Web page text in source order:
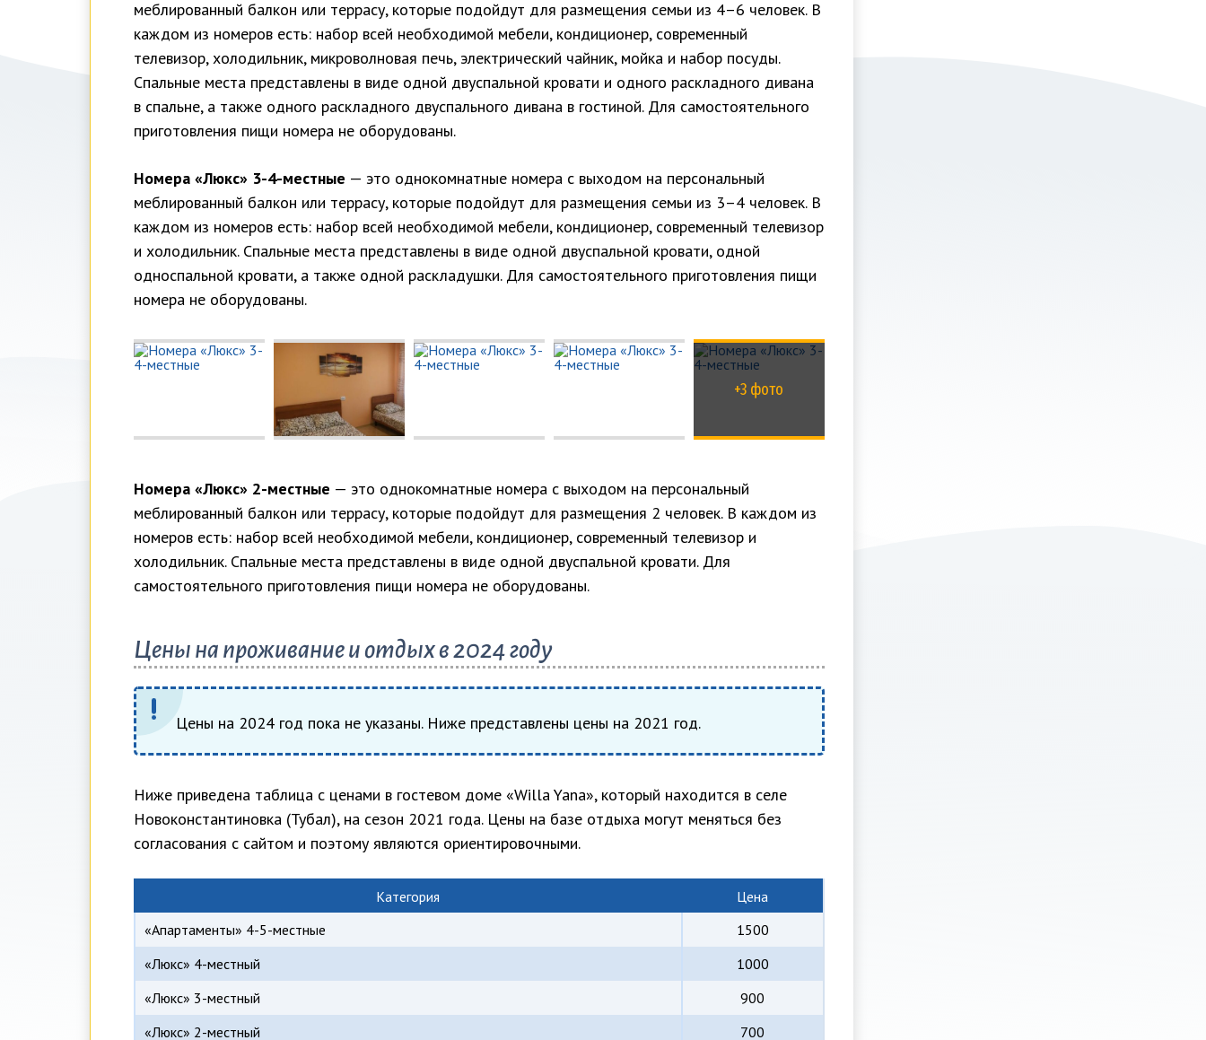
меблированный балкон или террасу, которые подойдут для размещения семьи из 4–6 человек. В
каждом из номеров есть: набор всей необходимой мебели, кондиционер, современный
телевизор, холодильник, микроволновая печь, электрический чайник, мойка и набор посуды.
Спальные места представлены в виде одной двуспальной кровати и одного раскладного дивана
в спальне, а также одного раскладного двуспального дивана в гостиной. Для самостоятельного
приготовления пищи номера не оборудованы.
Номера «Люкс» 3-4-местные — это однокомнатные номера с выходом на персональный
меблированный балкон или террасу, которые подойдут для размещения семьи из 3–4 человек. В
каждом из номеров есть: набор всей необходимой мебели, кондиционер, современный телевизор
и холодильник. Спальные места представлены в виде одной двуспальной кровати, одной
односпальной кровати, а также одной раскладушки. Для самостоятельного приготовления пищи
номера не оборудованы.
+3 фото
Номера «Люкс» 2-местные — это однокомнатные номера с выходом на персональный
меблированный балкон или террасу, которые подойдут для размещения 2 человек. В каждом из
номеров есть: набор всей необходимой мебели, кондиционер, современный телевизор и
холодильник. Спальные места представлены в виде одной двуспальной кровати. Для
самостоятельного приготовления пищи номера не оборудованы.
Цены на проживание и отдых в 2024 году
Цены на 2024 год пока не указаны. Ниже представлены цены на 2021 год.
Ниже приведена таблица с ценами в гостевом доме «Willa Yana», который находится в селе
Новоконстантиновка (Тубал), на сезон 2021 года. Цены на базе отдыха могут меняться без
согласования с сайтом и поэтому являются ориентировочными.
Категория
Цена
«Апартаменты» 4-5-местные
1500
«Люкс» 4-местный
1000
«Люкс» 3-местный
900
«Люкс» 2-местный
700